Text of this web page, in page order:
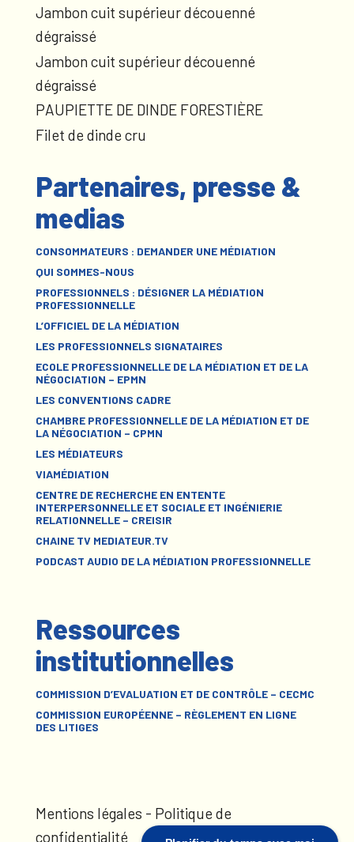
Jambon cuit supérieur découenné
dégraissé
Jambon cuit supérieur découenné
dégraissé
PAUPIETTE DE DINDE FORESTIÈRE
Filet de dinde cru
Partenaires, presse &
medias
CONSOMMATEURS : DEMANDER UNE MÉDIATION
QUI SOMMES-NOUS
PROFESSIONNELS : DÉSIGNER LA MÉDIATION
PROFESSIONNELLE
L’OFFICIEL DE LA MÉDIATION
LES PROFESSIONNELS SIGNATAIRES
ECOLE PROFESSIONNELLE DE LA MÉDIATION ET DE LA
NÉGOCIATION – EPMN
LES CONVENTIONS CADRE
CHAMBRE PROFESSIONNELLE DE LA MÉDIATION ET DE
LA NÉGOCIATION – CPMN
LES MÉDIATEURS
VIAMÉDIATION
CENTRE DE RECHERCHE EN ENTENTE
INTERPERSONNELLE ET SOCIALE ET INGÉNIERIE
RELATIONNELLE – CREISIR
CHAINE TV MEDIATEUR.TV
PODCAST AUDIO DE LA MÉDIATION PROFESSIONNELLE
Ressources
institutionnelles
COMMISSION D’EVALUATION ET DE CONTRÔLE – CECMC
COMMISSION EUROPÉENNE – RÈGLEMENT EN LIGNE
DES LITIGES
Mentions légales - Politique de
confidentialité